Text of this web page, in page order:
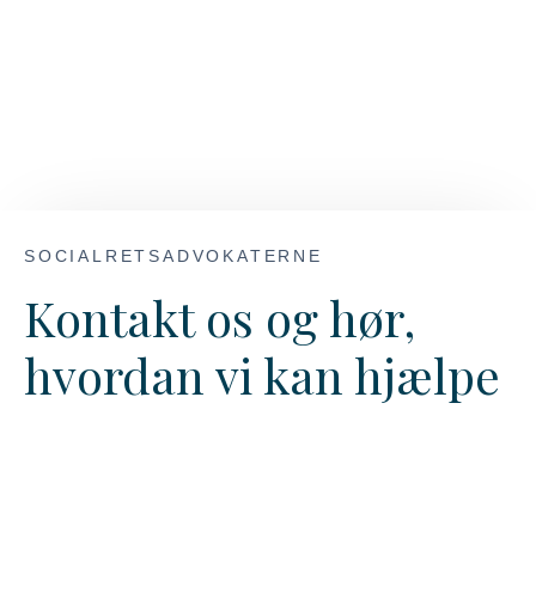
SOCIALRETSADVOKATERNE
Kontakt os og hør,
hvordan vi kan hjælpe